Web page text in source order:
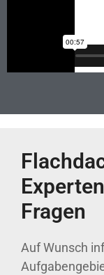
Fragen
Auf Wunsch